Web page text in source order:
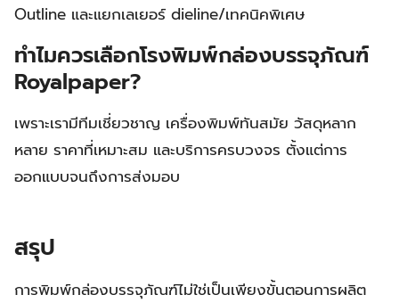
Outline และแยกเลเยอร์ dieline/เทคนิคพิเศษ
ทำไมควรเลือกโรงพิมพ์กล่องบรรจุภัณฑ์
Royalpaper?
เพราะเรามีทีมเชี่ยวชาญ เครื่องพิมพ์ทันสมัย วัสดุหลาก
หลาย ราคาที่เหมาะสม และบริการครบวงจร ตั้งแต่การ
ออกแบบจนถึงการส่งมอบ
สรุป
การพิมพ์กล่องบรรจุภัณฑ์ไม่ใช่เป็นเพียงขั้นตอนการผลิต